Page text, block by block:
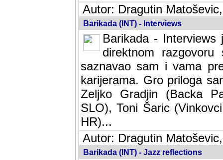
Autor: Dragutin
Barikada (INT) - Interviews
Barikada -
direktnom
saznavao sam i vama
karijerama. Gro priloga
Zeljko Gradjin (Backa
SLO), Toni Šaric
HR)...
Autor: Dragutin
Barikada (INT) - Jazz reflections